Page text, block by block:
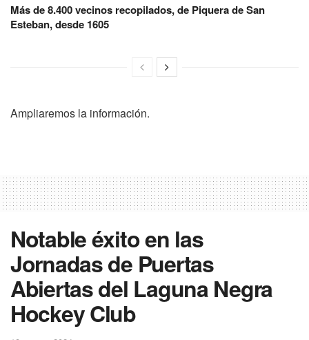
Más de 8.400 vecinos recopilados, de Piquera de San
Esteban, desde 1605
Ampliaremos la información.
Notable éxito en las
Jornadas de Puertas
Abiertas del Laguna Negra
Hockey Club